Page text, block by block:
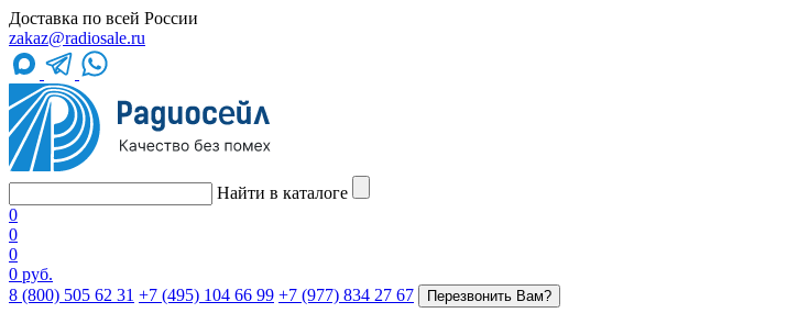
Доставка по всей России
zakaz@radiosale.ru
Найти в каталоге
0
0
0
0 руб.
8 (800) 505 62 31 +7 (495) 104 66 99 +7 (977) 834 27 67 Перезвонить Вам?